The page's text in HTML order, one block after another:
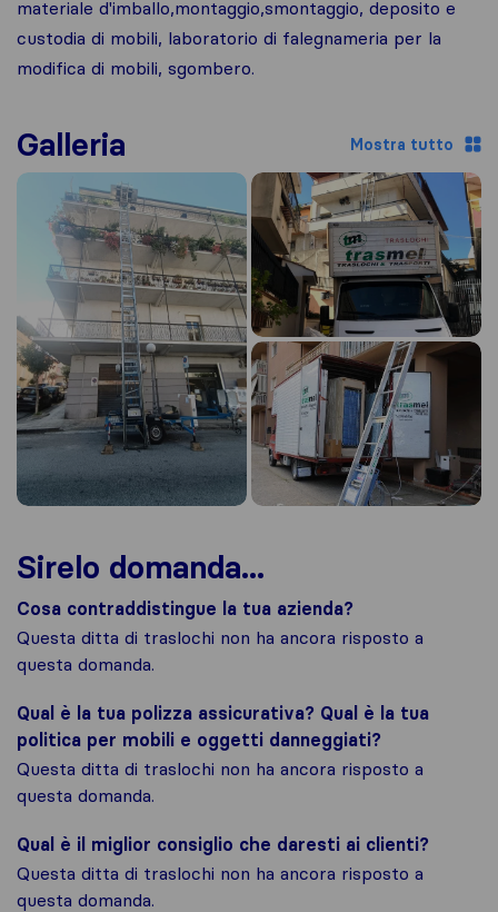
materiale d'imballo,montaggio,smontaggio, deposito e
custodia di mobili, laboratorio di falegnameria per la
modifica di mobili, sgombero.
Galleria Mostra tutto
Sirelo domanda...
Cosa contraddistingue la tua azienda?
Questa ditta di traslochi non ha ancora risposto a
questa domanda.
Qual è la tua polizza assicurativa? Qual è la tua
politica per mobili e oggetti danneggiati?
Questa ditta di traslochi non ha ancora risposto a
questa domanda.
Qual è il miglior consiglio che daresti ai clienti?
Questa ditta di traslochi non ha ancora risposto a
questa domanda.